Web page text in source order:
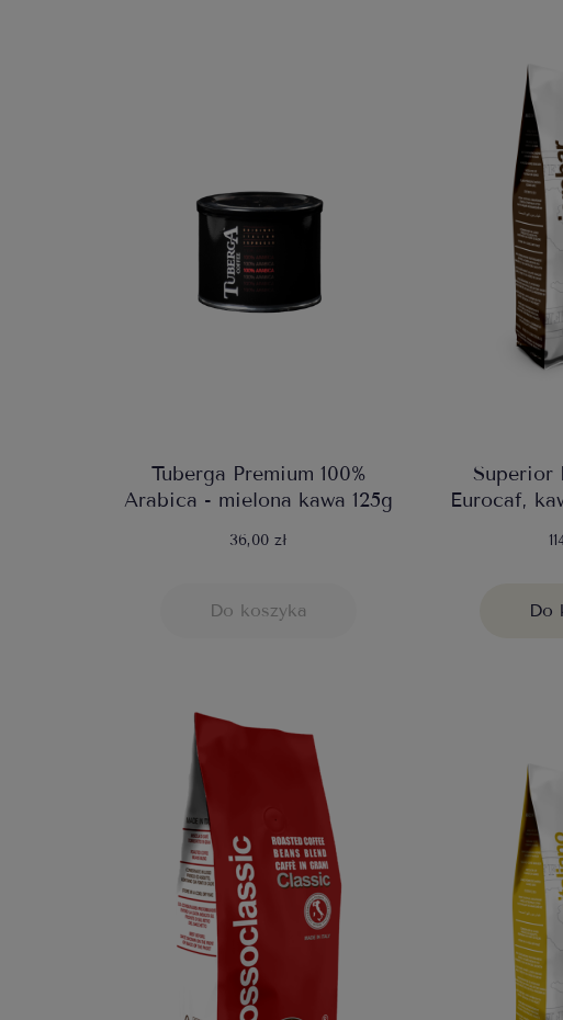
Tuberga Premium 100%
Arabica - mielona kawa 125g
36,00 zł
Do koszyka
Superior
Eurocaf,
Do